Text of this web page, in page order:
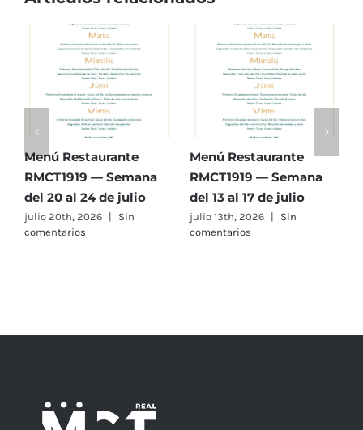
Menú Restaurante
RMCT1919 — Semana
del 20 al 24 de julio
julio 20th, 2026 |
Sin
comentarios
Menú Restaurante
RMCT1919 — Semana
del 13 al 17 de julio
julio 13th, 2026 |
Sin
comentarios